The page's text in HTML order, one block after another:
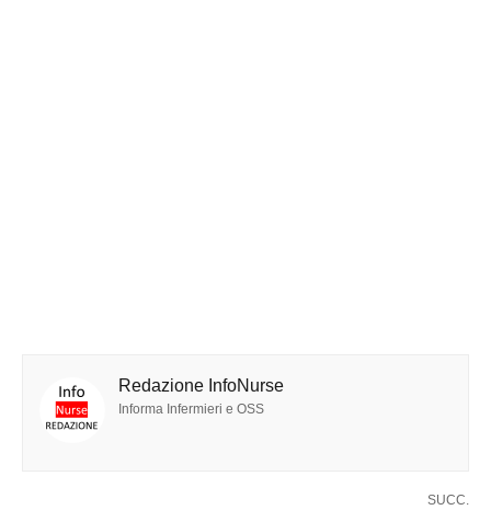
Redazione InfoNurse
Informa Infermieri e OSS
SUCC.